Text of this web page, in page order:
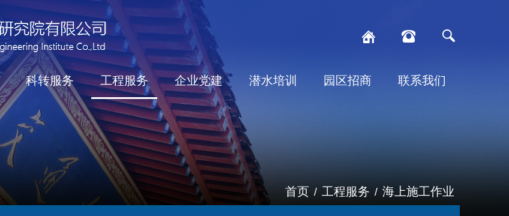
科转服务 工程服务 企业党建 潜水培训 园区招商 联系我们
首页 / 工程服务 / 海上施工作业